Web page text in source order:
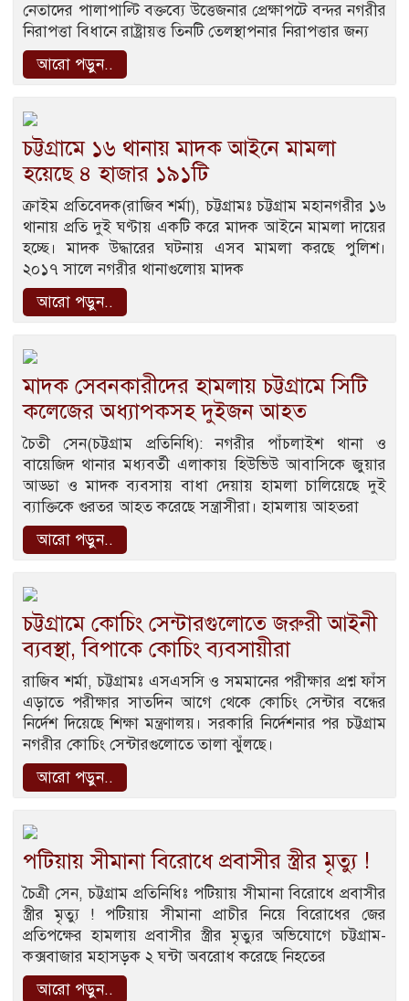
নেতাদের পালাপাল্টি বক্তব্যে উত্তেজনার প্রেক্ষাপটে বন্দর নগরীর
নিরাপত্তা বিধানে রাষ্ট্রায়ত্ত তিনটি তেলস্থাপনার নিরাপত্তার জন্য
আরো পড়ুন..
চট্টগ্রামে ১৬ থানায় মাদক আইনে মামলা
হয়েছে ৪ হাজার ১৯১টি
ক্রাইম প্রতিবেদক(রাজিব শর্মা), চট্টগ্রামঃ চট্টগ্রাম মহানগরীর ১৬
থানায় প্রতি দুই ঘণ্টায় একটি করে মাদক আইনে মামলা দায়ের
হচ্ছে। মাদক উদ্ধারের ঘটনায় এসব মামলা করছে পুলিশ।
২০১৭ সালে নগরীর থানাগুলোয় মাদক
আরো পড়ুন..
মাদক সেবনকারীদের হামলায় চট্টগ্রামে সিটি
কলেজের অধ্যাপকসহ দুইজন আহত
চৈতী সেন(চট্টগ্রাম প্রতিনিধি): নগরীর পাঁচলাইশ থানা ও
বায়েজিদ থানার মধ্যবর্তী এলাকায় হিউভিউ আবাসিকে জুয়ার
আড্ডা ও মাদক ব্যবসায় বাধা দেয়ায় হামলা চালিয়েছে দুই
ব্যাক্তিকে গুরতর আহত করেছে সন্ত্রাসীরা। হামলায় আহতরা
আরো পড়ুন..
চট্টগ্রামে কোচিং সেন্টারগুলোতে জরুরী আইনী
ব্যবস্থা, বিপাকে কোচিং ব্যবসায়ীরা
রাজিব শর্মা, চট্টগ্রামঃ এসএসসি ও সমমানের পরীক্ষার প্রশ্ন ফাঁস
এড়াতে পরীক্ষার সাতদিন আগে থেকে কোচিং সেন্টার বন্ধের
নির্দেশ দিয়েছে শিক্ষা মন্ত্রণালয়। সরকারি নির্দেশনার পর চট্টগ্রাম
নগরীর কোচিং সেন্টারগুলোতে তালা ঝুঁলছে।
আরো পড়ুন..
পটিয়ায় সীমানা বিরোধে প্রবাসীর স্ত্রীর মৃত্যু !
চৈত্রী সেন, চট্টগ্রাম প্রতিনিধিঃ পটিয়ায় সীমানা বিরোধে প্রবাসীর
স্ত্রীর মৃত্যু ! পটিয়ায় সীমানা প্রাচীর নিয়ে বিরোধের জের
প্রতিপক্ষের হামলায় প্রবাসীর স্ত্রীর মৃত্যুর অভিযোগে চট্টগ্রাম-
কক্সবাজার মহাসড়ক ২ ঘন্টা অবরোধ করেছে নিহতের
আরো পড়ুন..